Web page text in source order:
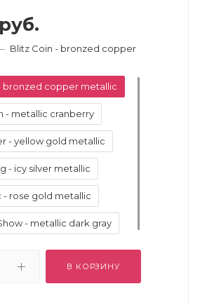
руб.
Blitz Coin - bronzed copper
bronzed copper metallic
- metallic cranberry
- yellow gold metallic
- icy silver metallic
- rose gold metallic
- metallic dark gray
В КОРЗИНУ